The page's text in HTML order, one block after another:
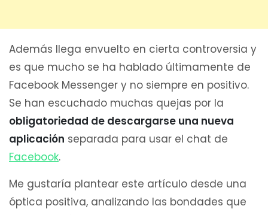
Además llega envuelto en cierta controversia y
es que mucho se ha hablado últimamente de
Facebook Messenger y no siempre en positivo.
Se han escuchado muchas quejas por la
obligatoriedad de descargarse una nueva
aplicación separada para usar el chat de
Facebook.
Me gustaría plantear este artículo desde una
óptica positiva, analizando las bondades que